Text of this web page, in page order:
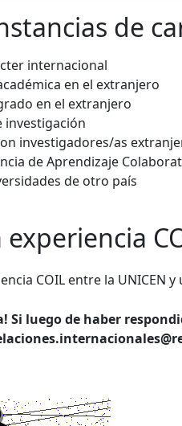
de
internacional
en el extranjero
en el extranjero
investigación
investigadores/as
de Aprendizaje
de otro país
COIL entre la UNICEN
Si luego de haber